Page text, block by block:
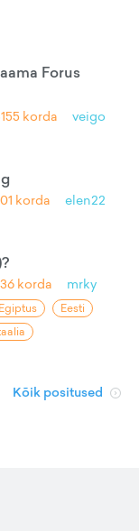
Forus
korda veigo
korda elen22
korda mrky
Egiptus
Eesti
Kõik positused